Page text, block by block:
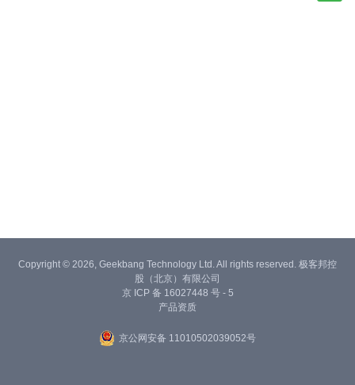
Copyright © 2026, Geekbang Technology Ltd. All rights reserved. 极客邦控
股（北京）有限公司
京 ICP 备 16027448 号 - 5
产品资质
京公网安备 11010502039052号